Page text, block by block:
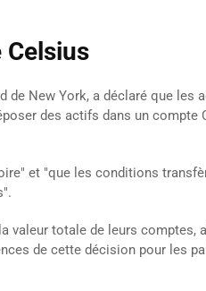
Celsius
New York, a déclaré que les
des actifs dans un
et "que les conditions
totale de leurs comptes,
de cette décision pour les